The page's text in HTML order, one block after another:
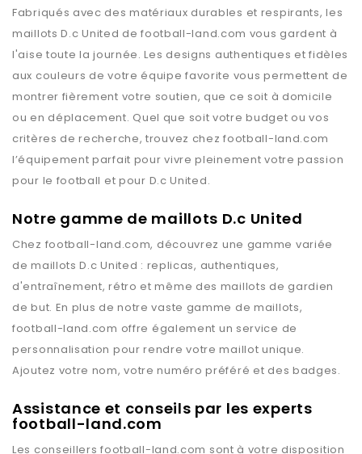
Fabriqués avec des matériaux durables et respirants, les
maillotsD.c United defootball-land.com vous gardent à
l'aise toute la journée. Les designs authentiques et fidèles
aux couleurs de votre équipe favorite vous permettent de
montrer fièrement votre soutien, que ce soit à domicile
ou en déplacement. Quel que soit votre budget ou vos
critères de recherche, trouvez chezfootball-land.com
l’équipement parfait pour vivre pleinement votre passion
pour le football et pour D.c United.
Notre gamme de maillots D.c United
Chez football-land.com, découvrez une gamme variée
de maillotsD.c United : replicas, authentiques,
d'entraînement, rétro et même des maillots de gardien
de but. En plus de notre vaste gamme de maillots,
football-land.com offre également un service de
personnalisation pour rendre votre maillot unique.
Ajoutez votre nom, votre numéro préféré et des badges.
Assistance et conseils par les experts
football-land.com
Les conseillersfootball-land.com sont à votre disposition